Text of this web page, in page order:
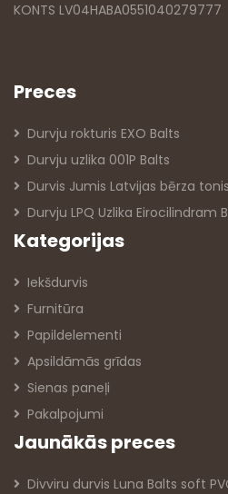
KONTS LV04HABA0551040279777
Preces
Durvju rokturis EXO Balts
Durvju uzlika 001P Balts
Durvis Jumis Latvijas bērza
Durvju LPQ Uzlika Eirocilindram
Kategorijas
Iekšdurvis
Furnitūra
Papildelementi
Apsildāmās grīdas
Sienas paneļi
Pakalpojumi
Jaunākās preces
Divviru durvis Luna Balts soft